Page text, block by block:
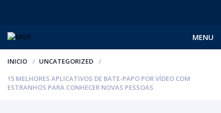
MENU
INICIO
UNCATEGORIZED
15 MELHORES APLICATIVOS DE BATE-PAPO POR VÍDEO COM
ESTRANHOS PARA CONHECER NOVAS PESSOAS